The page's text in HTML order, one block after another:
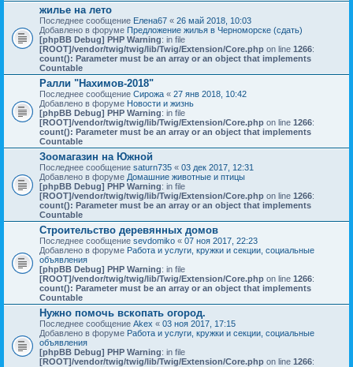
жилье на лето
Последнее сообщение Елена67 « 26 май 2018, 10:03
Добавлено в форуме Предложение жилья в Черноморске (сдать)
[phpBB Debug] PHP Warning: in file
[ROOT]/vendor/twig/twig/lib/Twig/Extension/Core.php on line 1266:
count(): Parameter must be an array or an object that implements
Countable
Ралли "Нахимов-2018"
Последнее сообщение Сирожа « 27 янв 2018, 10:42
Добавлено в форуме Новости и жизнь
[phpBB Debug] PHP Warning: in file
[ROOT]/vendor/twig/twig/lib/Twig/Extension/Core.php on line 1266:
count(): Parameter must be an array or an object that implements
Countable
Зоомагазин на Южной
Последнее сообщение saturn735 « 03 дек 2017, 12:31
Добавлено в форуме Домашние животные и птицы
[phpBB Debug] PHP Warning: in file
[ROOT]/vendor/twig/twig/lib/Twig/Extension/Core.php on line 1266:
count(): Parameter must be an array or an object that implements
Countable
Строительство деревянных домов
Последнее сообщение sevdomiko « 07 ноя 2017, 22:23
Добавлено в форуме Работа и услуги, кружки и секции, социальные
объявления
[phpBB Debug] PHP Warning: in file
[ROOT]/vendor/twig/twig/lib/Twig/Extension/Core.php on line 1266:
count(): Parameter must be an array or an object that implements
Countable
Нужно помочь вскопать огород.
Последнее сообщение Akex « 03 ноя 2017, 17:15
Добавлено в форуме Работа и услуги, кружки и секции, социальные
объявления
[phpBB Debug] PHP Warning: in file
[ROOT]/vendor/twig/twig/lib/Twig/Extension/Core.php on line 1266: